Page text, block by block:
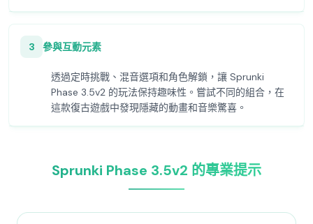
3 參與互動元素
透過定時挑戰、混音選項和角色解鎖，讓 Sprunki
Phase 3.5v2 的玩法保持趣味性。嘗試不同的組合，在
這款復古遊戲中發現隱藏的動畫和音樂驚喜。
Sprunki Phase 3.5v2 的專業提示